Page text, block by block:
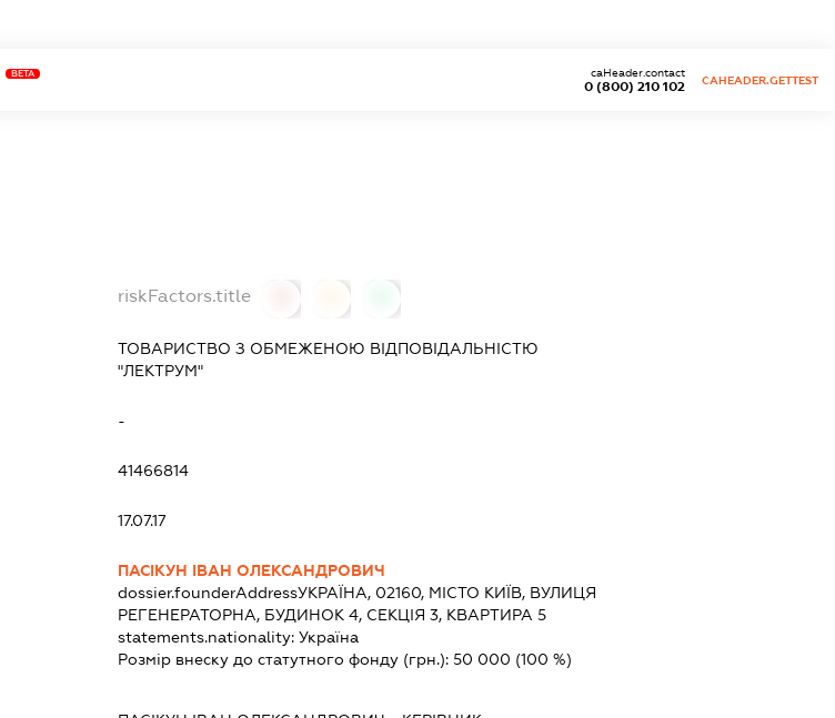
BETA
0 (800) 210 102
caHeader.contact
CAHEADER.GETTEST
riskFactors.title
ТОВАРИСТВО З ОБМЕЖЕНОЮ ВІДПОВІДАЛЬНІСТЮ
"ЛЕКТРУМ"
-
41466814
17.07.17
ПАСІКУН ІВАН ОЛЕКСАНДРОВИЧ
dossier.founderAddressУКРАЇНА, 02160, МІСТО КИЇВ, ВУЛИЦЯ
РЕГЕНЕРАТОРНА, БУДИНОК 4, СЕКЦІЯ 3, КВАРТИРА 5
statements.nationality: Україна
Розмір внеску до статутного фонду (грн.): 50 000 (100 %)